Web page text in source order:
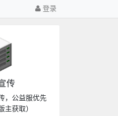
登录
传
，公益服优先
主获取）